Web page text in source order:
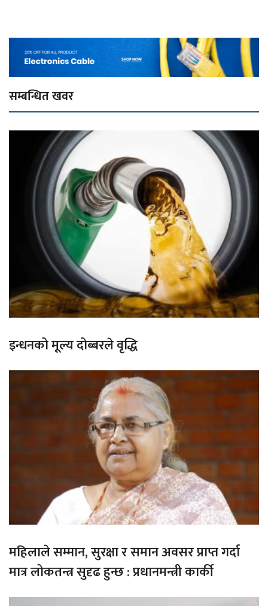
सम्बन्धित खवर
इन्धनको मूल्य दोब्बरले वृद्धि
महिलाले सम्मान, सुरक्षा र समान अवसर प्राप्त गर्दा
मात्र लोकतन्त्र सुदृढ हुन्छ : प्रधानमन्त्री कार्की